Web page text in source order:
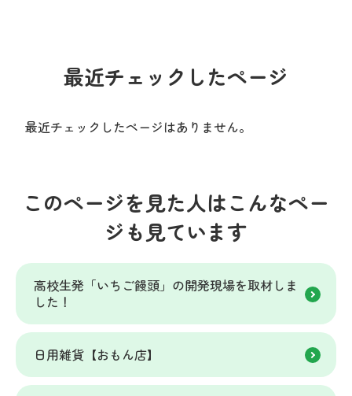
最近チェックしたページ
最近チェックしたページはありません。
このページを見た人はこんなペー
ジも見ています
高校生発「いちご饅頭」の開発現場を取材しま
した！
日用雑貨【おもん店】